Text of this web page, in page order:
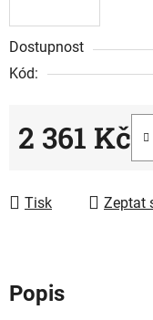
Dostupnost
Kód:
2 361 Kč
Tisk Zeptat
Popis